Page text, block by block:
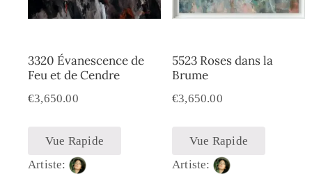
3320 Évanescence de
Feu et de Cendre
€3,650.00
Vue Rapide
Artiste:
5523 Roses dans la
Brume
€3,650.00
Vue Rapide
Artiste: